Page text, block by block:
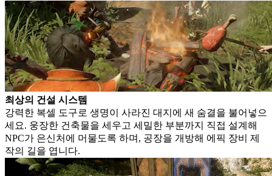
최상의 건설 시스템
강력한 복셀 도구로 생명이 사라진 대지에 새 숨결을 불어넣으
세요. 웅장한 건축물을 세우고 세밀한 부분까지 직접 설계해
NPC가 은신처에 머물도록 하며, 공장을 개방해 에픽 장비 제
작의 길을 엽니다.